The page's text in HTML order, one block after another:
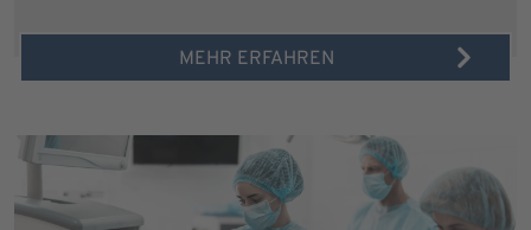
MEHR ERFAHREN